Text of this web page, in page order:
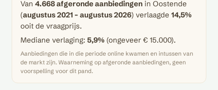
Van 4.668 afgeronde aanbiedingen in Oostende
(augustus 2021 – augustus 2026) verlaagde 14,5%
ooit de vraagprijs.
Mediane verlaging: 5,9% (ongeveer € 15.000).
Aanbiedingen die in die periode online kwamen en intussen van
de markt zijn. Waarneming op afgeronde aanbiedingen, geen
voorspelling voor dit pand.